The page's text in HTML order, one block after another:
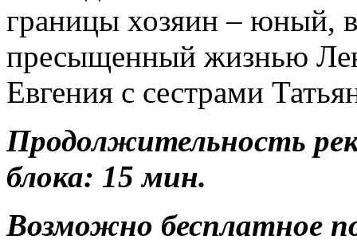
границы хозяин – юный,
пресыщенный жизнью
Евгения с сестрами
Продолжительность
блока: 15 мин.
Возможно бесплатное